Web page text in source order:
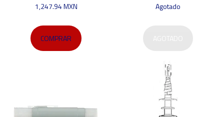
1,247.94 MXN
COMPRAR
Agotado